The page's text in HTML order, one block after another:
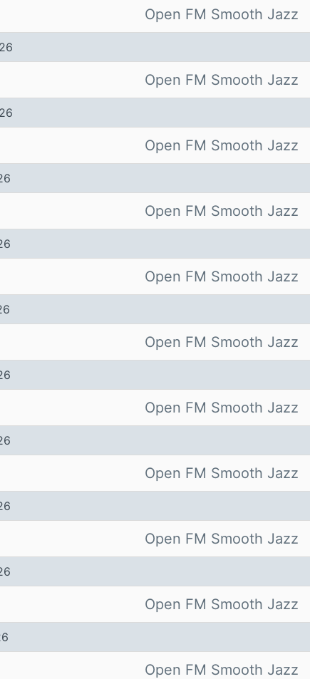
Open FM Smooth Jazz
Open FM Smooth Jazz
Open FM Smooth Jazz
Open FM Smooth Jazz
Open FM Smooth Jazz
Open FM Smooth Jazz
Open FM Smooth Jazz
Open FM Smooth Jazz
Open FM Smooth Jazz
Open FM Smooth Jazz
Open FM Smooth Jazz